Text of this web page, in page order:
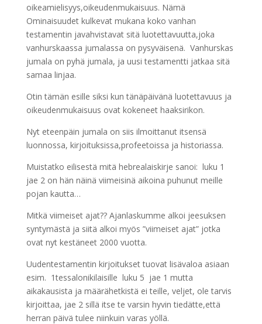
oikeamielisyys,oikeudenmukaisuus. Nämä
Ominaisuudet kulkevat mukana koko vanhan
testamentin javahvistavat sitä luotettavuutta,joka
vanhurskaassa jumalassa on pysyväisenä. Vanhurskas
jumala on pyhä jumala, ja uusi testamentti jatkaa sitä
samaa linjaa.
Otin tämän esille siksi kun tänäpäivänä luotettavuus ja
oikeudenmukaisuus ovat kokeneet haaksirikon.
Nyt eteenpäin jumala on siis ilmoittanut itsensä
luonnossa, kirjoituksissa,profeetoissa ja historiassa.
Muistatko eilisestä mitä hebrealaiskirje sanoi: luku 1
jae 2 on hän näinä viimeisinä aikoina puhunut meille
pojan kautta…
Mitkä viimeiset ajat?? Ajanlaskumme alkoi jeesuksen
syntymästä ja siitä alkoi myös ”viimeiset ajat” jotka
ovat nyt kestäneet 2000 vuotta.
Uudentestamentin kirjoitukset tuovat lisävaloa asiaan
esim. 1tessalonikilaisille luku 5 jae 1 mutta
aikakausista ja määrähetkistä ei teille, veljet, ole tarvis
kirjoittaa, jae 2 sillä itse te varsin hyvin tiedätte,että
herran päivä tulee niinkuin varas yöllä.